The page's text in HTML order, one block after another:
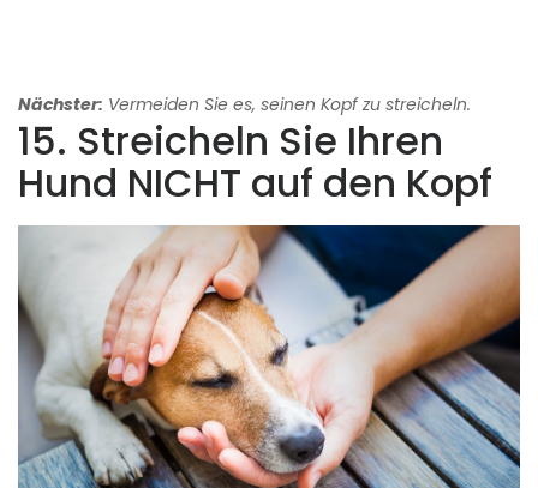
Nächster: Vermeiden Sie es, seinen Kopf zu streicheln.
15. Streicheln Sie Ihren
Hund NICHT auf den Kopf